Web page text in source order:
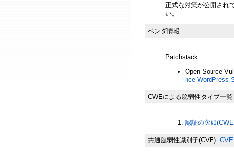
正式な対策が公開され
い。
ベンダ情報
Patchstack
Open Source
nce WordPress
CWEによる脆弱性タイプ一覧
認証の欠如
共通脆弱性識別子(CVE)